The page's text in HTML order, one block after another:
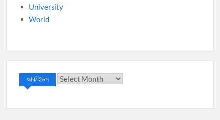
University
World
আর্কাইভস আর্কাইভস